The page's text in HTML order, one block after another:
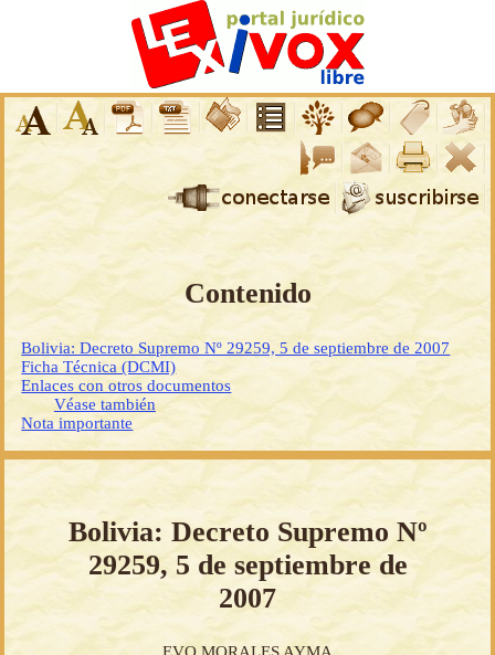
Contenido
Bolivia: Decreto Supremo Nº 29259, 5 de septiembre de 2007
Ficha Técnica (DCMI)
Enlaces con otros documentos
Véase también
Nota importante
Bolivia: Decreto Supremo Nº
29259, 5 de septiembre de
2007